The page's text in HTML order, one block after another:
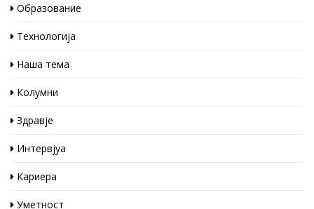
Образование
Технологија
Наша тема
Колумни
Здравје
Интервјуа
Кариера
Уметност